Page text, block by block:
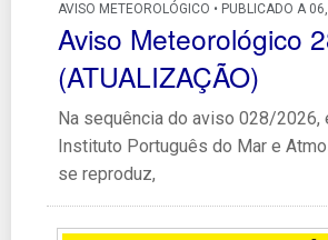
AVISO METEOROLÓGICO • PUBLICADO A
Aviso Meteorológico
(ATUALIZAÇÃO)
Na sequência do aviso 028/2026,
Instituto Português do Mar e
se reproduz,